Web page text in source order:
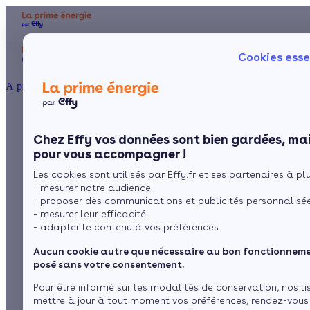
Cookies
Chez Effy vos données sont bien gardées,
pour vous accompagner !
Les cookies sont utilisés par Effy.fr et ses partenaires à
- mesurer notre audience
- proposer des communications et publicités
- mesurer leur efficacité
- adapter le contenu à vos préférences.
Aucun cookie autre que nécessaire au bon
posé sans votre consentement.
Pour être informé sur les modalités de conservation, nos
mettre à jour à tout moment vos préférences, rendez-
À propos
Le concept
Comment l'obtenir ?
Chauffage
Poêle à
Le poêle à bois
d’angle :
fonctionnement,
variantes et prix
parL’équipe de rédaction